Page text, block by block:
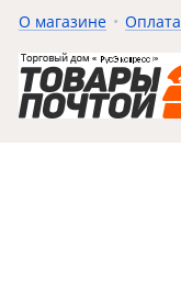
О магазине Оплата